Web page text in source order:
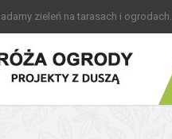
zieleń na tarasach i ogrodach.